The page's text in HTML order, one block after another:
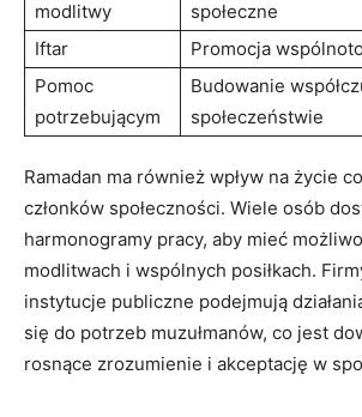
modlitwy
społeczne
Iftar
Promocja
Pomoc
potrzebującym
Budowanie
społeczeństwie
Ramadan ma również‌ wpływ na życie
członków społeczności. Wiele osób
harmonogramy pracy, aby mieć
modlitwach i wspólnych posiłkach.
instytucje publiczne podejmują
się‌ do⁢ potrzeb muzułmanów, co jest
rosnące zrozumienie i ⁣akceptację w